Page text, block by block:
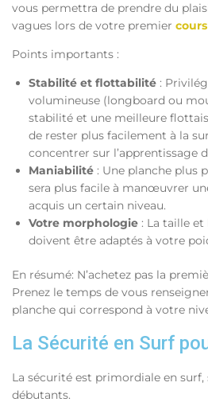
vous permettra de prendre du
vagues lors de votre premier
Points importants :
Stabilité et flottabilité :
volumineuse (longboard ou
stabilité et une meilleure
de rester plus facilement à la
concentrer sur l’apprentissage
Maniabilité : Une planche plus
sera plus facile à manœuvrer
acquis un certain niveau.
Votre morphologie : La taille
doivent être adaptés à votre
En résumé: N’achetez pas la
Prenez le temps de vous
planche qui correspond à votre
La Sécurité en Surf
La sécurité est primordiale en
débutants.